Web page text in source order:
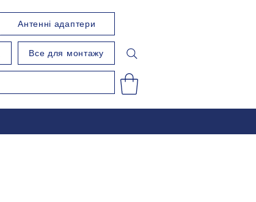
Антенні адаптери
Все для монтажу